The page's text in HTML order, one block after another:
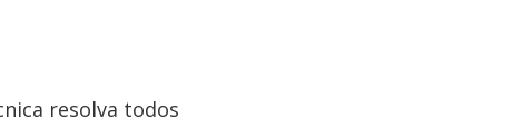
resolva todos